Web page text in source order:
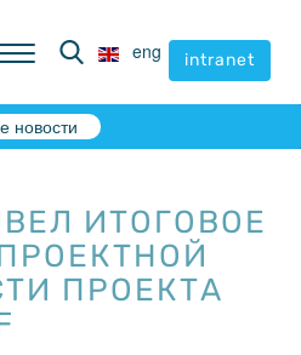
eng intranet
eng intranet
новости
ИТОГОВОЕ
ПРОЕКТА